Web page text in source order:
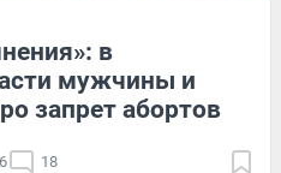
в
мужчины и
запрет абортов
18